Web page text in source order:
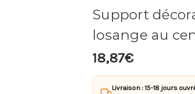
Support
losange au
18,87€
Livraison : 15-18 jours